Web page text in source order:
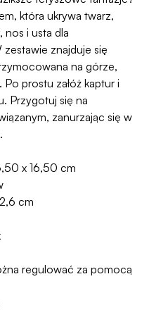
która ukrywa twarz,
nos i usta dla
znajduje się
na górze,
prostu załóż kaptur i
Przygotuj się na
zanurzając się w
x 16,50 cm
cm
regulować za pomocą